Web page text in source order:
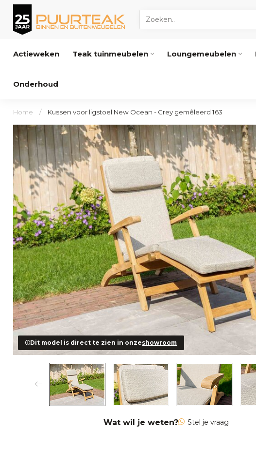
Actieweken Teak tuinmeubelen Loungemeubelen
Onderhoud
Home / Kussen voor ligstoel New Ocean - Grey gemêleerd 163
Dit model is direct te zien in onzeshowroom
Wat wil je weten? Stel je vraag